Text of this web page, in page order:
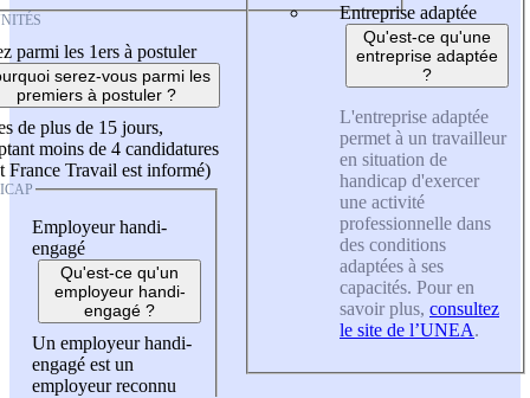
parmi les 1ers à postuler
serez-vous parmi les
premiers à postuler ?
de plus de 15 jours,
moins de 4 candidatures
France Travail est informé)
Employeur handi-
engagé
Qu'est-ce qu'un
employeur handi-
engagé ?
Un employeur handi-
engagé est un
employeur reconnu
Entreprise adaptée
Qu'est-ce qu'une
entreprise adaptée
?
L'entreprise adaptée
permet à un travailleur
en situation de
handicap d'exercer
une activité
professionnelle dans
des conditions
adaptées à ses
capacités. Pour en
savoir plus, consultez
le site de l’UNEA.